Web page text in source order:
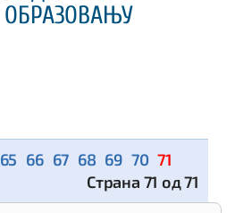
ОБРАЗОВАЊУ
65 66 67 68 69 70 71
Страна 71 од 71